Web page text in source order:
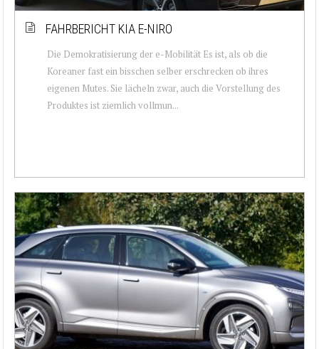
FAHRBERICHT KIA E-NIRO
Die Demokratisierung der e-Mobilität Es ist, als ob die
Koreaner fast ein bisschen selber erschrecken ob ihres
eigenen Mutes. Sie lächeln zwar, auch die Vorstellung des
Produktes ist ziemlich vollmun...